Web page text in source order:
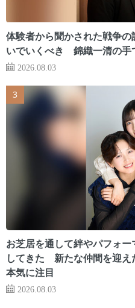
体験者から聞かされた戦争
いでいくべき 錦織一清の手
2026.08.03
お芝居を通して絆やパフォ
してきた 新たな仲間を迎え
本気に注目
2026.08.03